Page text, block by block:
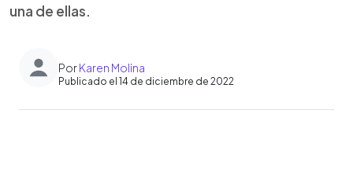
una de ellas.
PorKaren Molina
Publicado el 14 de diciembre de 2022